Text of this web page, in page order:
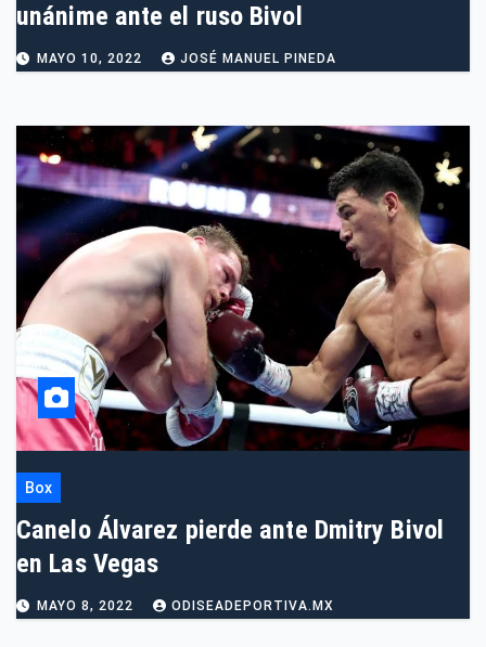
unánime ante el ruso Bivol
MAYO 10, 2022 JOSÉ MANUEL PINEDA
Box
Canelo Álvarez pierde ante Dmitry Bivol
en Las Vegas
MAYO 8, 2022 ODISEADEPORTIVA.MX